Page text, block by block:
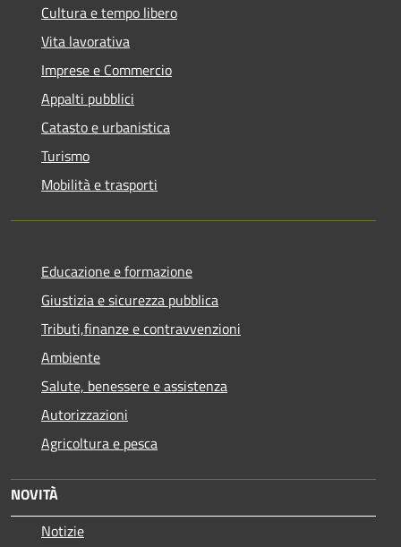
Cultura e tempo libero
Vita lavorativa
Imprese e Commercio
Appalti pubblici
Catasto e urbanistica
Turismo
Mobilità e trasporti
Educazione e formazione
Giustizia e sicurezza pubblica
Tributi,finanze e contravvenzioni
Ambiente
Salute, benessere e assistenza
Autorizzazioni
Agricoltura e pesca
NOVITÀ
Notizie